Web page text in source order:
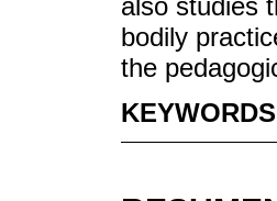
bodily
the